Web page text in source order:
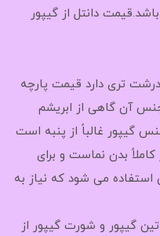
دانتل از گیپور
درشت تری دارد قیمت پارچه
آن گاهی از ابریشم
گیپور غالباً از پنبه است
بدن نماست و برای
می شود که نیاز به
گیپور و شورت گیپور از